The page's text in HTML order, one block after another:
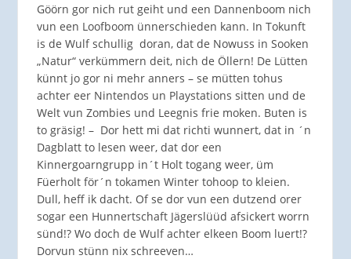
Göörn gor nich rut geiht und een Dannenboom nich
vun een Loofboom ünnerschieden kann. In Tokunft
is de Wulf schullig doran, dat de Nowuss in Sooken
„Natur“ verkümmern deit, nich de Öllern! De Lütten
künnt jo gor ni mehr anners – se mütten tohus
achter eer Nintendos un Playstations sitten und de
Welt vun Zombies und Leegnis frie moken. Buten is
to gräsig! – Dor hett mi dat richti wunnert, dat in ´n
Dagblatt to lesen weer, dat dor een
Kinnergoarngrupp in´t Holt togang weer, üm
Füerholt för´n tokamen Winter tohoop to kleien.
Dull, heff ik dacht. Of se dor vun een dutzend orer
sogar een Hunnertschaft Jägerslüüd afsickert worrn
sünd!? Wo doch de Wulf achter elkeen Boom luert!?
Dorvun stünn nix schreeven…